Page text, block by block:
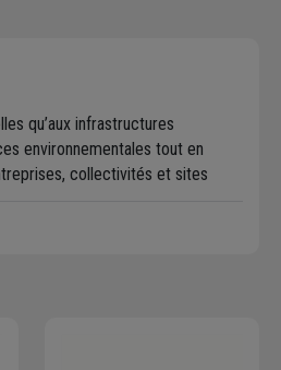
qu’aux infrastructures
environnementales tout en
collectivités et sites
à des équipements